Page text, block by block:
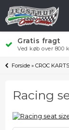
Gratis fragt
Ved køb over 800
Forside »CROC KARTS
Racing